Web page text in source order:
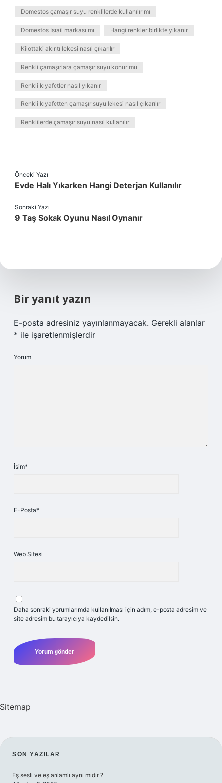
Domestos çamaşır suyu renklilerde kullanılır mı
Domestos İsrail markası mı Hangi renkler birlikte yıkanır
Kilottaki akıntı lekesi nasıl çıkarılır
Renkli çamaşırlara çamaşır suyu konur mu
Renkli kıyafetler nasıl yıkanır
Renkli kıyafetten çamaşır suyu lekesi nasıl çıkarılır
Renklilerde çamaşır suyu nasıl kullanılır
Önceki Yazı
Evde Halı Yıkarken Hangi Deterjan Kullanılır
Sonraki Yazı
9 Taş Sokak Oyunu Nasıl Oynanır
Bir yanıt yazın
E-posta adresiniz yayınlanmayacak. Gerekli alanlar
* ile işaretlenmişlerdir
Yorum
İsim*
E-Posta*
Web Sitesi
Daha sonraki yorumlarımda kullanılması için adım, e-posta adresim ve
site adresim bu tarayıcıya kaydedilsin.
Sitemap
SIDEBAR
SON YAZILAR
Eş sesli ve eş anlamlı aynı mıdır ?